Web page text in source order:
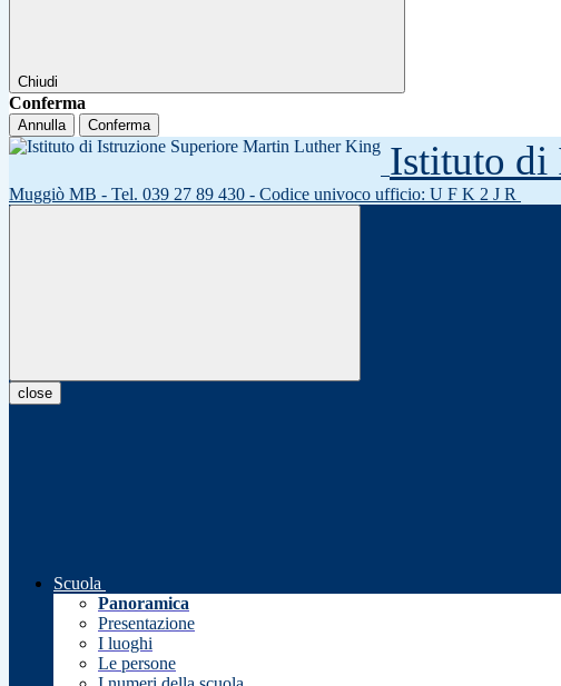
Chiudi
Conferma
Annulla Conferma
Istituto di
Muggiò MB - Tel. 039 27 89 430 - Codice univoco ufficio: U F K 2 J R
close
Scuola
Panoramica
Presentazione
I luoghi
Le persone